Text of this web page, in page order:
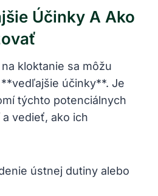
Účinky A Ako
kloktanie sa môžu
účinky**. Je
týchto potenciálnych
vedieť, ako ich
ústnej dutiny alebo